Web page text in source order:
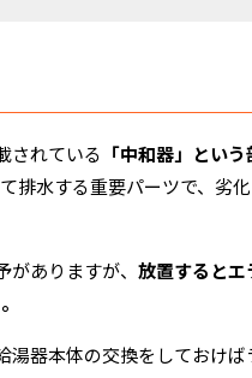
されている 「中和器」とい
排水する重要パーツで、劣
ありますが、 放置すると
器本体の交換をしておけ